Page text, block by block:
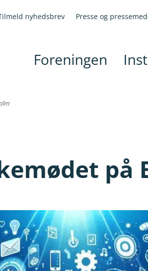
nyhedsbrev Presse og
Foreningen
på